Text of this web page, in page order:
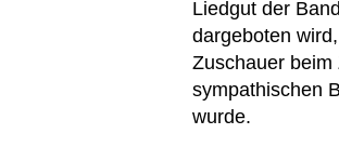
Liedgut der
dargeboten
Zuschauer beim
sympathischen
wurde.